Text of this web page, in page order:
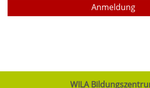
Anmeldung
WILA